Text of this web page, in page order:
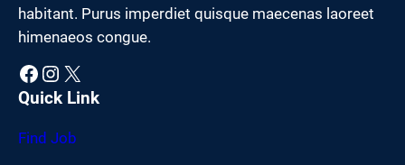
habitant. Purus imperdiet quisque maecenas laoreet
himenaeos congue.
Facebook Instagram X
Quick Link
Find Job